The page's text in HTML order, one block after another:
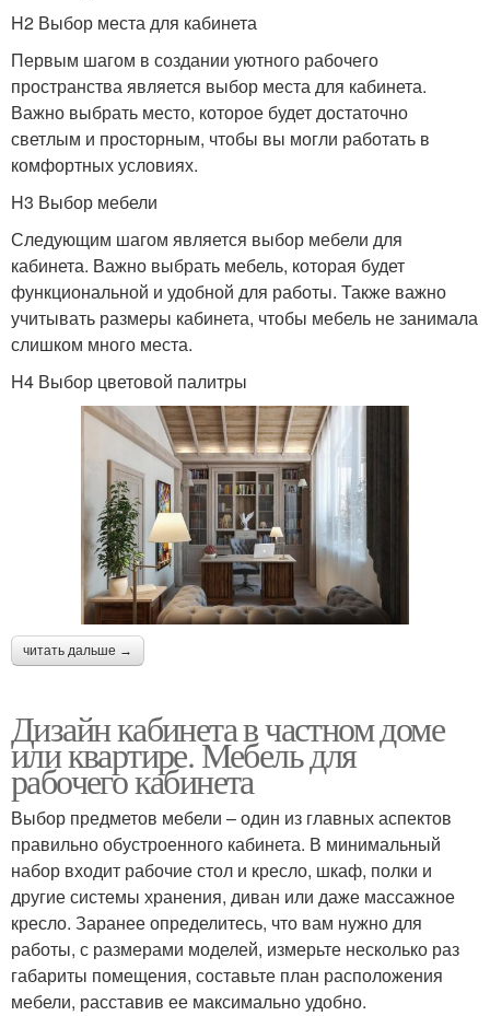
H2 Выбор места для кабинета
Первым шагом в создании уютного рабочего
пространства является выбор места для кабинета.
Важно выбрать место, которое будет достаточно
светлым и просторным, чтобы вы могли работать в
комфортных условиях.
H3 Выбор мебели
Следующим шагом является выбор мебели для
кабинета. Важно выбрать мебель, которая будет
функциональной и удобной для работы. Также важно
учитывать размеры кабинета, чтобы мебель не занимала
слишком много места.
H4 Выбор цветовой палитры
читать дальше →
Дизайн кабинета в частном доме
или квартире. Мебель для
рабочего кабинета
Выбор предметов мебели – один из главных аспектов
правильно обустроенного кабинета. В минимальный
набор входит рабочие стол и кресло, шкаф, полки и
другие системы хранения, диван или даже массажное
кресло. Заранее определитесь, что вам нужно для
работы, с размерами моделей, измерьте несколько раз
габариты помещения, составьте план расположения
мебели, расставив ее максимально удобно.